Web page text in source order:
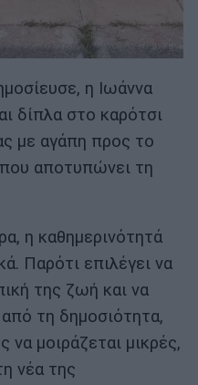
η Ιωάννα
δίπλα στο καρότσι
με αγάπη προς το
αποτυπώνει τη
η καθημερινότητά
Παρότι επιλέγει να
της ζωή και να
τη δημοσιότητα,
να μοιράζεται μικρές,
νέα της